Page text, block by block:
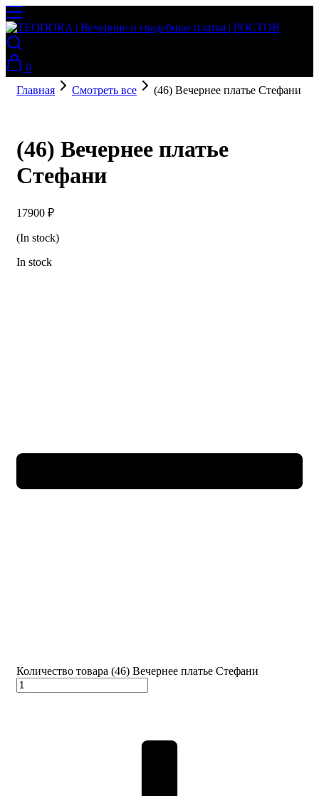
0
Главная
Смотреть все (46) Вечернее платье Стефани
(46) Вечернее платье
Стефани
17900 ₽
(In stock)
In stock
Количество товара (46) Вечернее платье Стефани